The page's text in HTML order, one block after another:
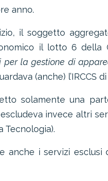
anno.
il soggetto
il lotto 6 della
per la gestione di
(anche) l’IRCCS
solamente una
invece altri
anche i servizi